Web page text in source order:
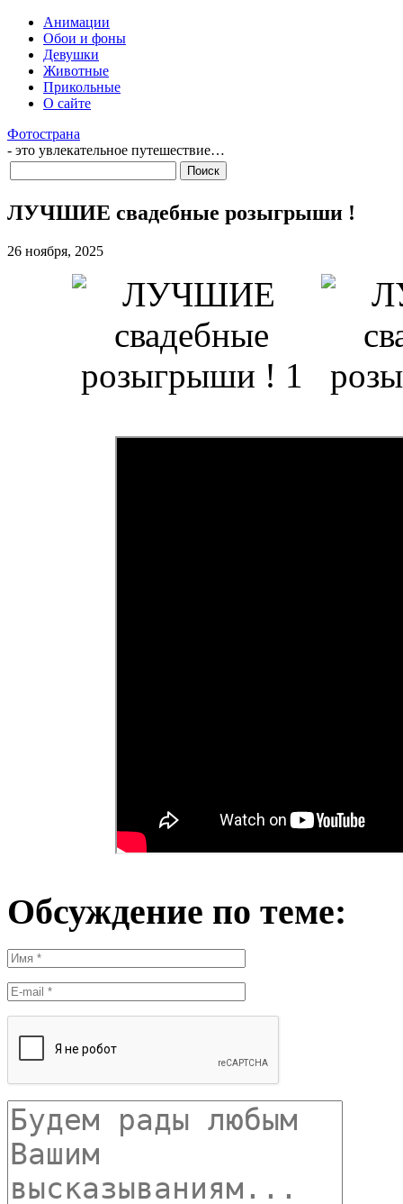
Анимации
Обои и фоны
Девушки
Животные
Прикольные
О сайте
Фотострана
- это увлекательное путешествие…
ЛУЧШИЕ свадебные розыгрыши !
26 ноября, 2025
Обсуждение по теме: